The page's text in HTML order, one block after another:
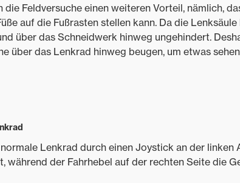
die Feldversuche einen weiteren Vorteil, nämlich,
auf die Fußrasten stellen kann. Da die
über das Schneidwerk hinweg ungehindert.
über das Lenkrad hinweg beugen, um etwas
Lenkrad durch einen Joystick an der linken
während der Fahrhebel auf der rechten Seite die